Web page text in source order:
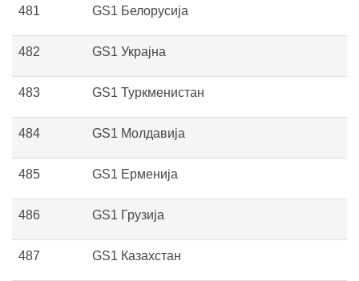
481 GS1 Белорусија
482 GS1 Украјна
483 GS1 Туркменистан
484 GS1 Молдавија
485 GS1 Ерменија
486 GS1 Грузија
487 GS1 Казахстан